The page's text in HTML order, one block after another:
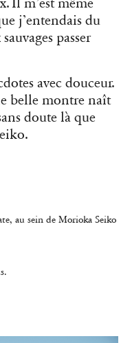
Il m’est même
j’entendais du
passer
avec douceur.
belle montre naît
doute là que
au sein de Morioka Seiko